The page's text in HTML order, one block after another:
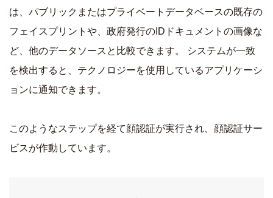
は、パブリックまたはプライベートデータベースの既存の
フェイスプリントや、政府発行のIDドキュメントの画像な
ど、他のデータソースと比較できます。 システムが一致
を検出すると、テクノロジーを使用しているアプリケーシ
ョンに通知できます。
このようなステップを経て顔認証が実行され、顔認証サー
ビスが作動しています。